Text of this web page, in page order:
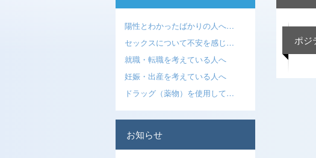
ポジ
陽性とわかったばかりの人へ…
セックスについて不安を感じ…
就職・転職を考えている人へ
妊娠・出産を考えている人へ
ドラッグ（薬物）を使用して…
お知らせ